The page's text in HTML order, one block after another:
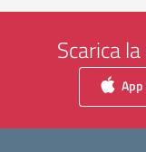
Scarica